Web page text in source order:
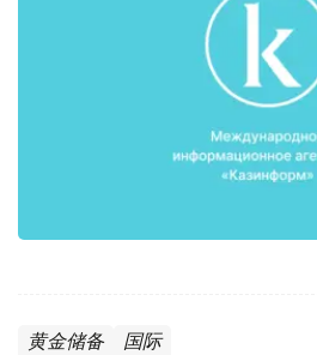
黄金储备 国际